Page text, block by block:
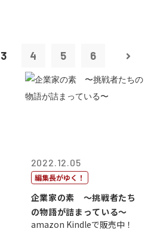
3 4 5 6
2022.12.05
編集長がゆく！
企業家の素 〜挑戦者たち
の物語が詰まっている〜
amazon Kindleで販売中！